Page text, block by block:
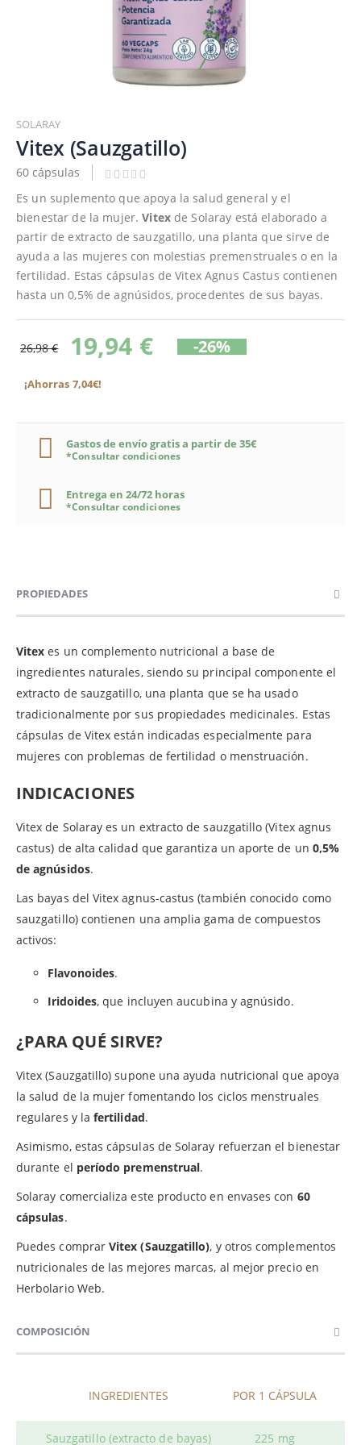
al
comienzo
de
la
galería
imágenes
SOLARAY
Vitex (Sauzgatillo)
60 cápsulas
Es un suplemento que apoya la salud general y el
bienestar de la mujer.Vitexde Solaray está elaborado a
partir de extracto de sauzgatillo, una planta que sirve de
ayuda a las mujeres con molestias premenstruales o en la
fertilidad. Estas cápsulas de Vitex Agnus Castus contienen
hasta un 0,5% de agnúsidos, procedentes de sus bayas.
26,98 € 19,94 € -26%
¡Ahorras 7,04€!
Gastos de envío gratis a partir de 35€
*Consultar condiciones
Entrega en 24/72 horas
*Consultar condiciones
PROPIEDADES
Vitex es un complemento nutricional a base de
ingredientes naturales, siendo su principal componente el
extracto de sauzgatillo, una planta que se ha usado
tradicionalmente por sus propiedades medicinales. Estas
cápsulas de Vitex están indicadas especialmente para
mujeres con problemas de fertilidad o menstruación.
INDICACIONES
Vitex de Solaray es un extracto de sauzgatillo (Vitex agnus
castus) de alta calidad que garantiza un aporte de un 0,5%
de agnúsidos.
Las bayas del Vitex agnus-castus (también conocido como
sauzgatillo) contienen una amplia gama de compuestos
activos:
Flavonoides.
Iridoides, que incluyen aucubina y agnúsido.
¿PARA QUÉ SIRVE?
Vitex (Sauzgatillo) supone una ayuda nutricional que apoya
la salud de la mujer fomentando los ciclos menstruales
regulares y lafertilidad.
Asimismo, estas cápsulas de Solaray refuerzan el bienestar
durante el período premenstrual.
Solaray comercializa este producto en envases con 60
cápsulas.
Puedes comprarVitex (Sauzgatillo), y otros complementos
nutricionales de las mejores marcas, al mejor precio en
Herbolario Web.
COMPOSICIÓN
INGREDIENTES POR 1 CÁPSULA
Sauzgatillo (extracto de bayas) 225 mg